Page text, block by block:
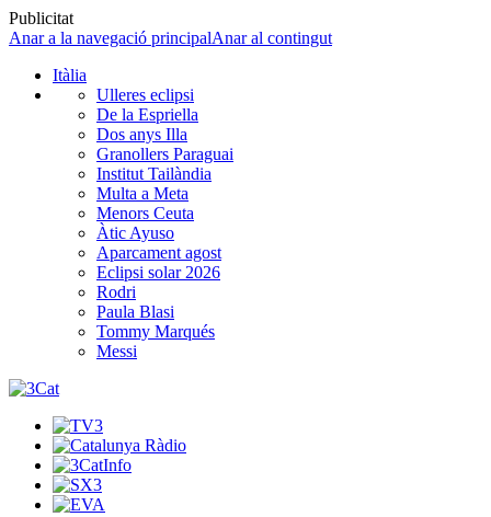
Publicitat
Anar a la navegació principalAnar al contingut
Itàlia
Ulleres eclipsi
De la Espriella
Dos anys Illa
Granollers Paraguai
Institut Tailàndia
Multa a Meta
Menors Ceuta
Àtic Ayuso
Aparcament agost
Eclipsi solar 2026
Rodri
Paula Blasi
Tommy Marqués
Messi